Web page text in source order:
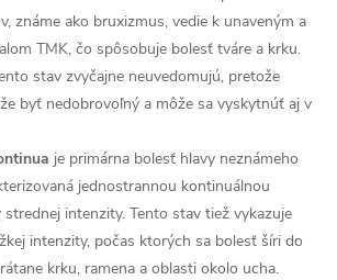
známe ako bruxizmus, vedie k unaveným a
TMK, čo spôsobuje bolesť tváre a krku.
stav zvyčajne neuvedomujú, pretože
byť nedobrovoľný a môže sa vyskytnúť aj v
je primárna bolesť hlavy neznámeho
jednostrannou kontinuálnou
intenzity. Tento stav tiež vykazuje
intenzity, počas ktorých sa bolesť šíri do
krku, ramena a oblasti okolo ucha.